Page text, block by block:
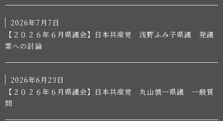
2026年7月7日
【２０２６年６月県議会】日本共産党 浅野ふみ子県議 発議
案への討論
2026年6月23日
【２０２６年６月県議会】日本共産党 丸山慎一県議 一般質
問